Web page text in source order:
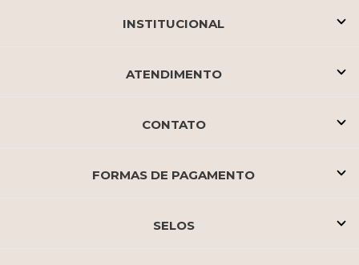
INSTITUCIONAL
ATENDIMENTO
CONTATO
FORMAS DE PAGAMENTO
SELOS